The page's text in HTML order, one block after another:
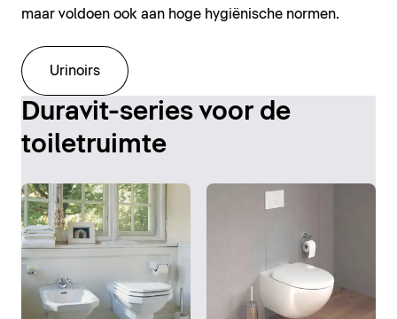
maar voldoen ook aan hoge hygiënische normen.
Urinoirs
Duravit-series voor de
toiletruimte